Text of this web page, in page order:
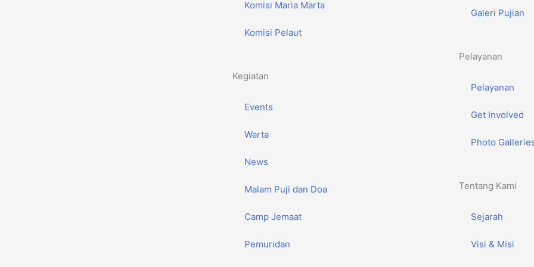
Komisi Maria Marta
Komisi Pelaut
Kegiatan
Events
Warta
News
Malam Puji dan Doa
Camp Jemaat
Pemuridan
Galeri Pujian
Pelayanan
Pelayanan
Get Involved
Photo
Tentang Kami
Sejarah
Visi & Misi